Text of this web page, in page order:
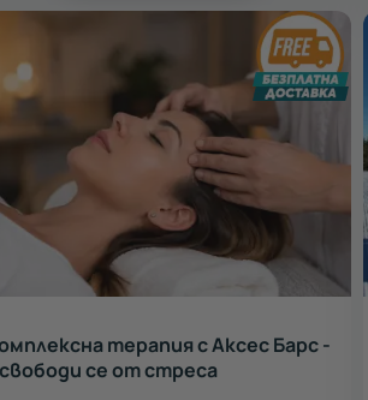
терапия с Аксес Барс -
се от стреса